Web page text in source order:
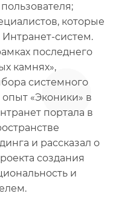
которые
систем.
последнего
камнях»,
системного
«Эконики» в
портала в
и рассказал о
создания
и